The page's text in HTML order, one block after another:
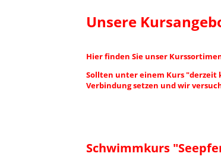
Unsere
Hier finden Sie unser
Sollten unter einem Kurs "derzeit
Verbindung setzen und wir
Schwimmkurs